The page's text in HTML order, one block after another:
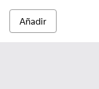
Añadir